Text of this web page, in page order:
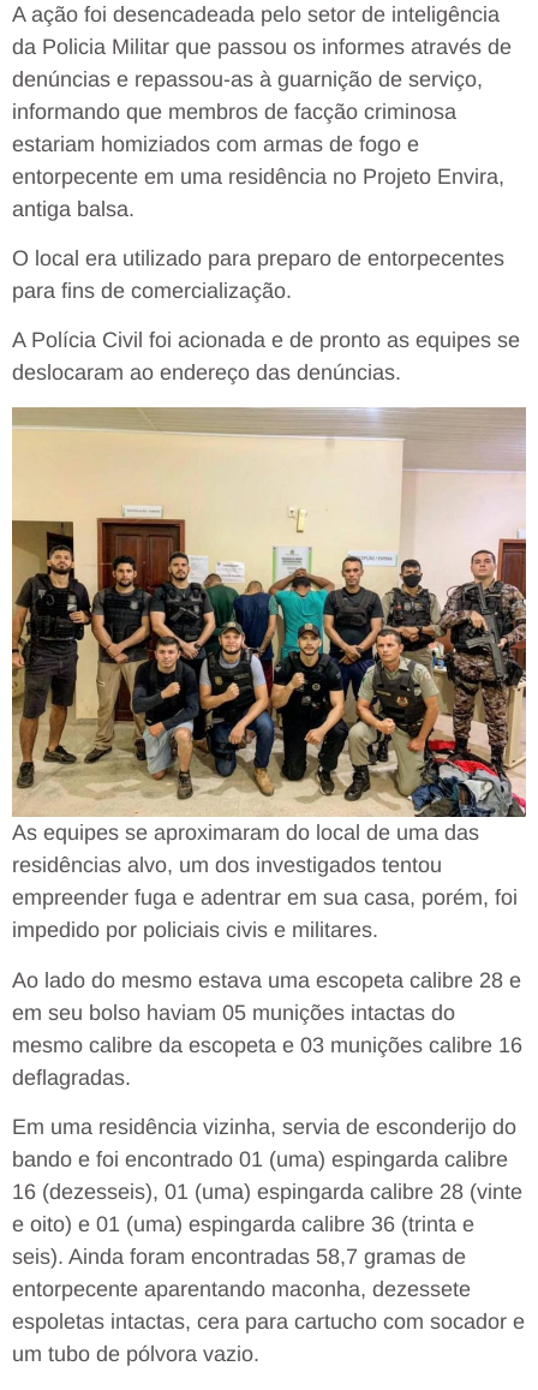
A ação foi desencadeada pelo setor de inteligência
da Policia Militar que passou os informes através de
denúncias e repassou-as à guarnição de serviço,
informando que membros de facção criminosa
estariam homiziados com armas de fogo e
entorpecente em uma residência no Projeto Envira,
antiga balsa.
O local era utilizado para preparo de entorpecentes
para fins de comercialização.
A Polícia Civil foi acionada e de pronto as equipes se
deslocaram ao endereço das denúncias.
As equipes se aproximaram do local de uma das
residências alvo, um dos investigados tentou
empreender fuga e adentrar em sua casa, porém, foi
impedido por policiais civis e militares.
Ao lado do mesmo estava uma escopeta calibre 28 e
em seu bolso haviam 05 munições intactas do
mesmo calibre da escopeta e 03 munições calibre 16
deflagradas.
Em uma residência vizinha, servia de esconderijo do
bando e foi encontrado 01 (uma) espingarda calibre
16 (dezesseis), 01 (uma) espingarda calibre 28 (vinte
e oito) e 01 (uma) espingarda calibre 36 (trinta e
seis). Ainda foram encontradas 58,7 gramas de
entorpecente aparentando maconha, dezessete
espoletas intactas, cera para cartucho com socador e
um tubo de pólvora vazio.